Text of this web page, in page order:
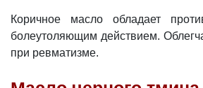
Коричное масло обладает
болеутоляющим действием.
при ревматизме.